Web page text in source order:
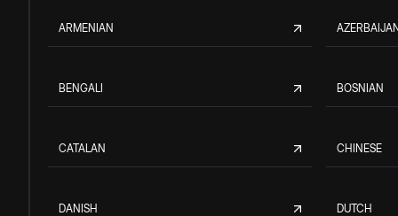
ARMENIAN
BENGALI BOSNIAN
CATALAN CHINESE
DANISH DUTCH